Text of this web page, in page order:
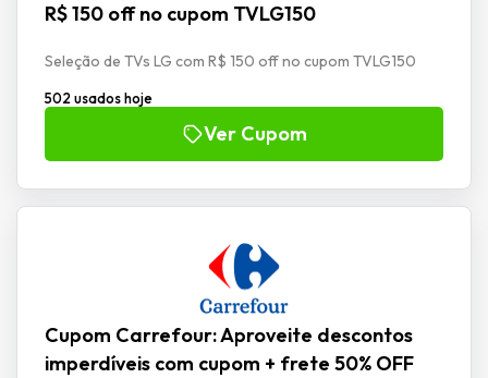
R$ 150 off no cupom TVLG150
Seleção de TVs LG com R$ 150 off no cupom TVLG150
502 usados hoje
Ver Cupom
Cupom Carrefour: Aproveite descontos
imperdíveis com cupom + frete 50% OFF